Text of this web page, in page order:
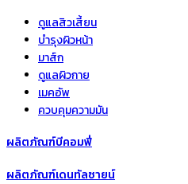
ดูแลสิวเสี้ยน
บำรุงผิวหน้า
มาส์ก
ดูแลผิวกาย
เมคอัพ
ควบคุมความมัน
ผลิตภัณฑ์บีคอมฟี่
ผลิตภัณฑ์เดนทัลซายน์